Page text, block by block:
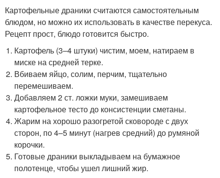
Картофельные драники считаются самостоятельным
блюдом, но можно их использовать в качестве перекуса.
Рецепт прост, блюдо готовится быстро.
Картофель (3–4 штуки) чистим, моем, натираем в
миске на средней терке.
Вбиваем яйцо, солим, перчим, тщательно
перемешиваем.
Добавляем 2 ст. ложки муки, замешиваем
картофельное тесто до консистенции сметаны.
Жарим на хорошо разогретой сковороде с двух
сторон, по 4–5 минут (нагрев средний) до румяной
корочки.
Готовые драники выкладываем на бумажное
полотенце, чтобы ушел лишний жир.